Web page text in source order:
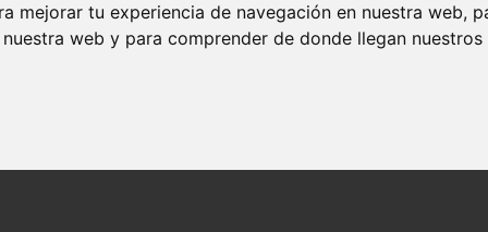
mejorar tu experiencia de navegación en nuestra web,
web y para comprender de donde llegan